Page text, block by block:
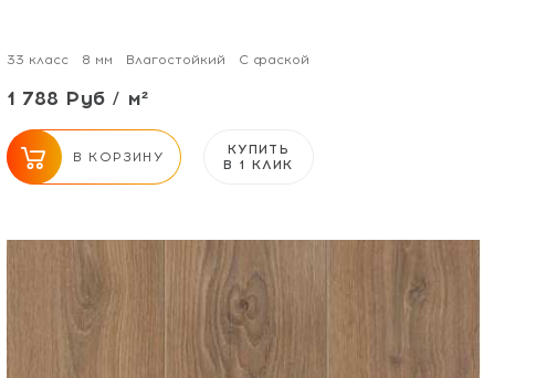
33 класс 8 мм Влагостойкий С фаской
1 788 Руб / м²
В КОРЗИНУ
КУПИТЬ
В 1 КЛИК